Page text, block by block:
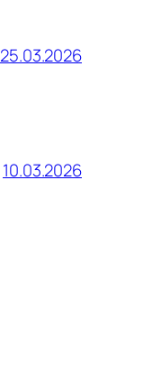
25.03.2026
10.03.2026